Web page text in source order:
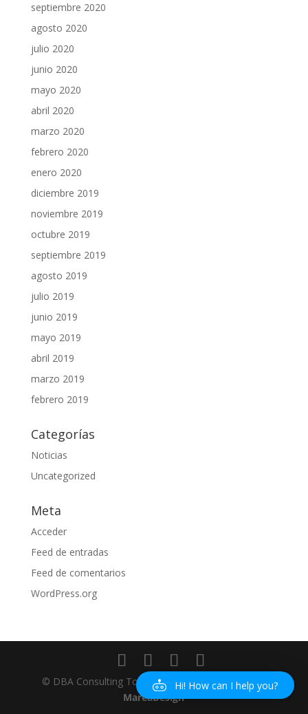
septiembre 2020
agosto 2020
julio 2020
junio 2020
mayo 2020
abril 2020
marzo 2020
febrero 2020
enero 2020
diciembre 2019
noviembre 2019
octubre 2019
septiembre 2019
agosto 2019
julio 2019
junio 2019
mayo 2019
abril 2019
marzo 2019
febrero 2019
Categorías
Noticias
Uncategorized
Meta
Acceder
Feed de entradas
Feed de comentarios
WordPress.org
© DBA Consulting Torrevieja 2018 - Diseñado por
MareaDesign
Hi! How can I help you?